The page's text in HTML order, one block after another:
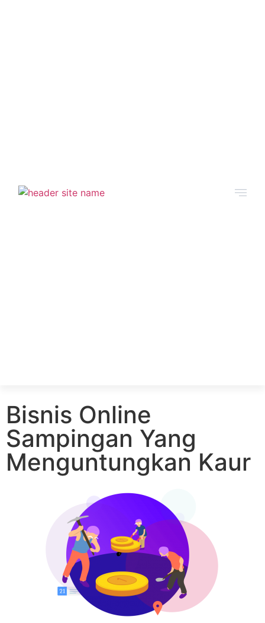
Bisnis Online
Sampingan Yang
Menguntungkan Kaur